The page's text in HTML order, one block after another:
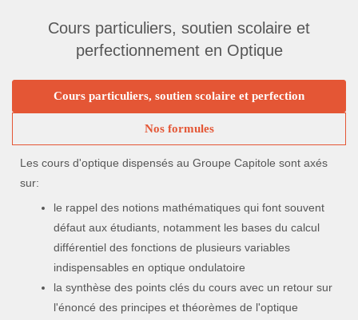
Cours particuliers, soutien scolaire et
perfectionnement en Optique
Cours particuliers, soutien scolaire et perfection
Nos formules
Les cours d'optique dispensés au Groupe Capitole sont axés
sur:
le rappel des notions mathématiques qui font souvent
défaut aux étudiants, notamment les bases du calcul
différentiel des fonctions de plusieurs variables
indispensables en optique ondulatoire
la synthèse des points clés du cours avec un retour sur
l'énoncé des principes et théorèmes de l'optique